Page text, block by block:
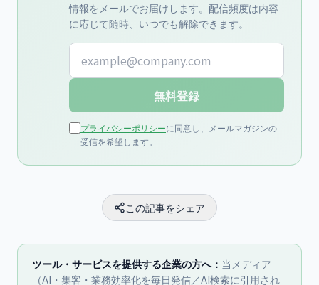
情報をメールでお届けします。配信頻度は内容
に応じて随時、いつでも解除できます。
メールアドレス
無料登録
プライバシーポリシーに同意し、メールマガジンの
受信を希望します。
この記事をシェア
ツール・サービスを提供する企業の方へ： 当メディア
（AI・集客・業務効率化を毎日発信／AI検索に引用され